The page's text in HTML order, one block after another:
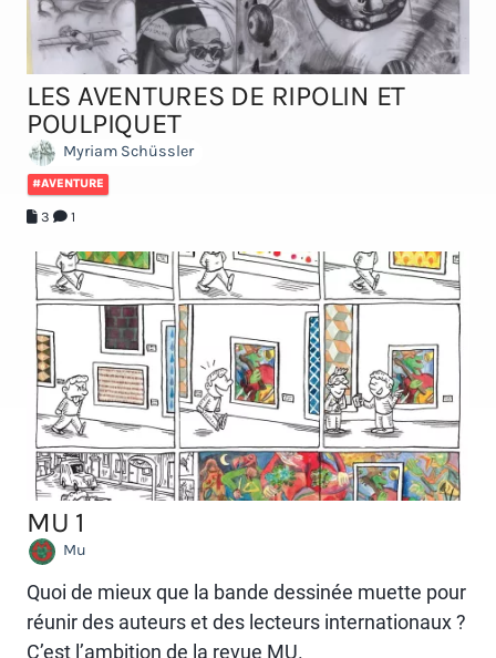
LES AVENTURES DE RIPOLIN ET
POULPIQUET
Myriam Schüssler
#AVENTURE
3 1
MU 1
Mu
Quoi de mieux que la bande dessinée muette pour
réunir des auteurs et des lecteurs internationaux ?
C’est l’ambition de la revue MU.